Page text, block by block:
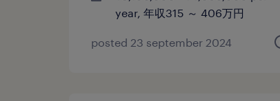
year, 年収315 ～ 406万円
posted 23 september 2024